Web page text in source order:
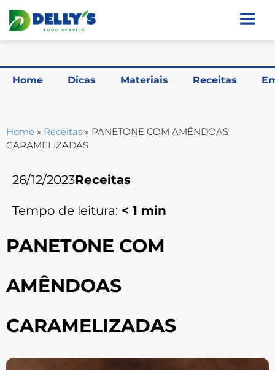
Home Dicas Materiais Receitas
Home » Receitas » PANETONE COM AMÊNDOAS
CARAMELIZADAS
26/12/2023Receitas
Tempo de leitura: < 1 min
PANETONE COM
AMÊNDOAS
CARAMELIZADAS